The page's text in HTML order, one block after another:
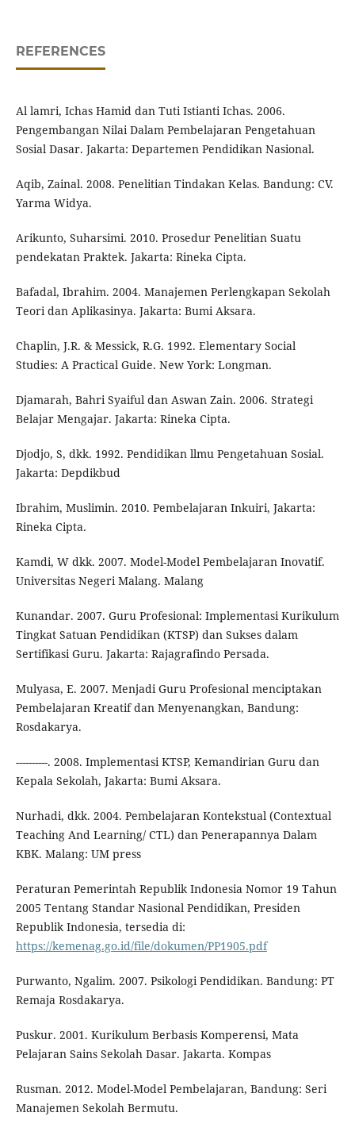
REFERENCES
Al lamri, Ichas Hamid dan Tuti Istianti Ichas. 2006.
Pengembangan Nilai Dalam Pembelajaran Pengetahuan
Sosial Dasar. Jakarta: Departemen Pendidikan Nasional.
Aqib, Zainal. 2008. Penelitian Tindakan Kelas. Bandung: CV.
Yarma Widya.
Arikunto, Suharsimi. 2010. Prosedur Penelitian Suatu
pendekatan Praktek. Jakarta: Rineka Cipta.
Bafadal, Ibrahim. 2004. Manajemen Perlengkapan Sekolah
Teori dan Aplikasinya. Jakarta: Bumi Aksara.
Chaplin, J.R. & Messick, R.G. 1992. Elementary Social
Studies: A Practical Guide. New York: Longman.
Djamarah, Bahri Syaiful dan Aswan Zain. 2006. Strategi
Belajar Mengajar. Jakarta: Rineka Cipta.
Djodjo, S, dkk. 1992. Pendidikan llmu Pengetahuan Sosial.
Jakarta: Depdikbud
Ibrahim, Muslimin. 2010. Pembelajaran Inkuiri, Jakarta:
Rineka Cipta.
Kamdi, W dkk. 2007. Model-Model Pembelajaran Inovatif.
Universitas Negeri Malang. Malang
Kunandar. 2007. Guru Profesional: Implementasi Kurikulum
Tingkat Satuan Pendidikan (KTSP) dan Sukses dalam
Sertifikasi Guru. Jakarta: Rajagrafindo Persada.
Mulyasa, E. 2007. Menjadi Guru Profesional menciptakan
Pembelajaran Kreatif dan Menyenangkan, Bandung:
Rosdakarya.
----------. 2008. Implementasi KTSP, Kemandirian Guru dan
Kepala Sekolah, Jakarta: Bumi Aksara.
Nurhadi, dkk. 2004. Pembelajaran Kontekstual (Contextual
Teaching And Learning/ CTL) dan Penerapannya Dalam
KBK. Malang: UM press
Peraturan Pemerintah Republik Indonesia Nomor 19 Tahun
2005 Tentang Standar Nasional Pendidikan, Presiden
Republik Indonesia, tersedia di:
https://kemenag.go.id/file/dokumen/PP1905.pdf
Purwanto, Ngalim. 2007. Psikologi Pendidikan. Bandung: PT
Remaja Rosdakarya.
Puskur. 2001. Kurikulum Berbasis Komperensi, Mata
Pelajaran Sains Sekolah Dasar. Jakarta. Kompas
Rusman. 2012. Model-Model Pembelajaran, Bandung: Seri
Manajemen Sekolah Bermutu.